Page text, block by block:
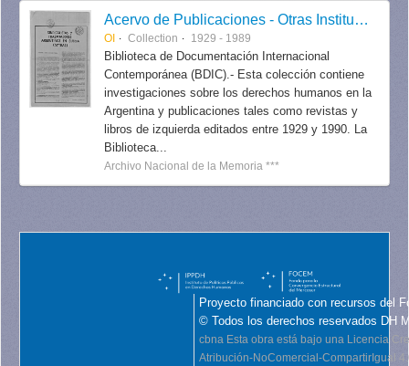
Acervo de Publicaciones - Otras Instituciones
OI Collection 1929 - 1989
Biblioteca de Documentación Internacional
Contemporánea (BDIC).- Esta colección contiene
investigaciones sobre los derechos humanos en la
Argentina y publicaciones tales como revistas y
libros de izquierda editados entre 1929 y 1990. La
Biblioteca...
Archivo Nacional de la Memoria ***
Proyecto financiado con recursos del
© Todos los derechos reservados DH
cbna Esta obra está bajo una Licencia
Atribución-NoComercial-CompartirIgual